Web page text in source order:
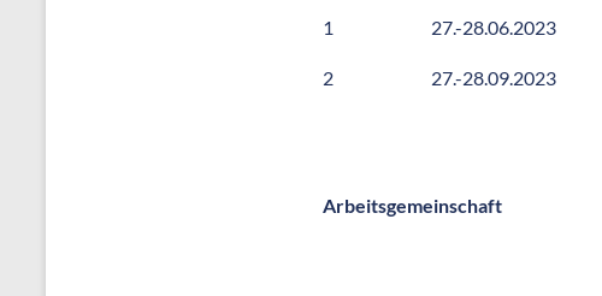
1 27.-28.06.2023
2 27.-28.09.2023
Arbeitsgemeinschaft